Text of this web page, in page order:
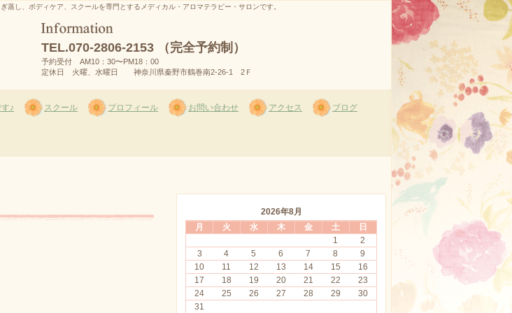
し、ボディケア、スクールを専門とするメディカル・アロマテラピー・サロンです。
TEL.070-2806-2153 （完全予約制）
予約受付 AM10：30〜PM18：00
定休日 火曜、水曜日 神奈川県秦野市鶴巻南2-26-1 2Ｆ
♪ スクール プロフィール お問い合わせ アクセス ブログ
2026年8月
月
火 水 木 金 土
日
1
2
3
4 5 6 7 8
9
10
11 12 13 14 15
16
17
18 19 20 21 22
23
24
25 26 27 28 29
30
31